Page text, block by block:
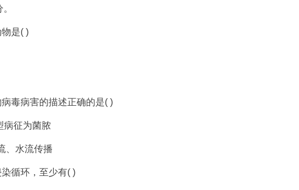
是( )
病害的描述正确的是( )
征为菌脓
水流传播
循环，至少有( )